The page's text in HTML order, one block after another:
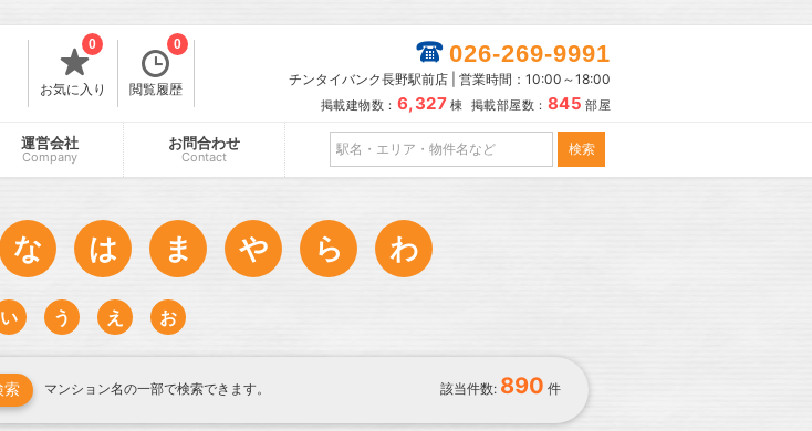
お気に入り
0
閲覧履歴
0 026-269-9991
チンタイバンク長野駅前店 | 営業時間：10:00～18:00
掲載建物数： 6,327 棟 掲載部屋数： 845 部屋
運営会社
Company
お問合わせ
Contact
な は ま や ら わ
い う え お
マンション名の一部で検索できます。 該当件数: 890 件